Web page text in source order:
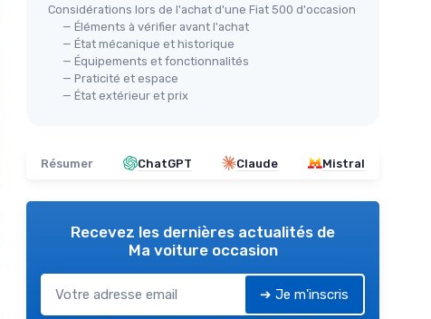
Considérations lors de l'achat d'une Fiat 500 d'occasion
— Éléments à vérifier avant l'achat
— État mécanique et historique
— Équipements et fonctionnalités
— Praticité et espace
— État extérieur et prix
Résumer ChatGPT Claude Mistral
Recevez les dernières actualités de
Ma voiture occasion
➔ Je m'inscris